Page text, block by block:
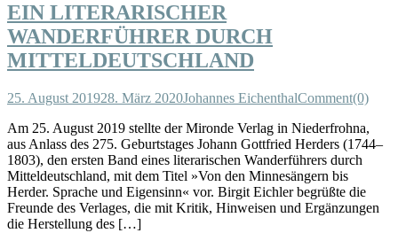
EIN LITERARISCHER
WANDERFÜHRER DURCH
MITTELDEUTSCHLAND
25. August 201928. März 2020Johannes EichenthalComment(0)
Am 25. August 2019 stellte der Mironde Verlag in Niederfrohna,
aus Anlass des 275. Geburtstages Johann Gottfried Herders (1744–
1803), den ersten Band eines literarischen Wanderführers durch
Mitteldeutschland, mit dem Titel »Von den Minnesängern bis
Herder. Sprache und Eigensinn« vor. Birgit Eichler begrüßte die
Freunde des Verlages, die mit Kritik, Hinweisen und Ergänzungen
die Herstellung des […]